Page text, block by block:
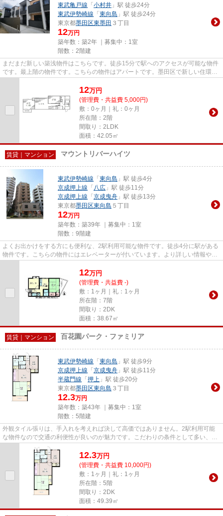
東武亀戸線 「 小村井 」駅 徒歩24分
東武伊勢崎線 「 東向島 」駅 徒歩24分
東京都墨田区東墨田 ３丁目
12万円
築年数：築2年 ｜募集中： 1室
階数：2階建
まだまだ新しい築浅物件はこちらです。徒歩15分で駅へのアクセスが可能な物件
です。最上階の物件です。こちらの物件はアパートです。墨田区で新しい住環境
12万円
(管理費・共益費 5,000円)
敷：0ヶ月｜礼：0ヶ月
所在階：2階
間取り：2LDK
面積：42.05㎡
賃貸｜マンション マウントリバーハイツ
東武伊勢崎線 「 東向島 」駅 徒歩4分
京成押上線 「 八広 」駅 徒歩11分
京成押上線 「 京成曳舟 」駅 徒歩13分
東京都墨田区東向島 ５丁目
12万円
築年数：築39年 ｜募集中： 1室
階数：9階建
よくお出かけをする方にも便利な、2駅利用可能な物件です。徒歩4分に駅がある
物件です。こちらの物件にはエレベーターが付いています。より詳しい情報や内
12万円
(管理費・共益費 -)
敷：1ヶ月｜礼：1ヶ月
所在階：7階
間取り：2DK
面積：38.67㎡
賃貸｜マンション 百花園パーク・ファミリア
東武伊勢崎線 「 東向島 」駅 徒歩9分
京成押上線 「 京成曳舟 」駅 徒歩11分
半蔵門線 「 押上 」駅 徒歩20分
東京都墨田区東向島 ３丁目
12.3万円
築年数：築43年 ｜募集中： 1室
階数：5階建
外観タイル張りは、手入れを考えれば決して高価ではありません。2駅利用可能
な物件なので交通の利便性が良いのが魅力です。こだわりの条件として多い、駅
徒歩9分の物件です。防犯対策...
12.3万円
(管理費・共益費 10,000円)
敷：1ヶ月｜礼：1ヶ月
所在階：5階
間取り：2DK
面積：49.39㎡